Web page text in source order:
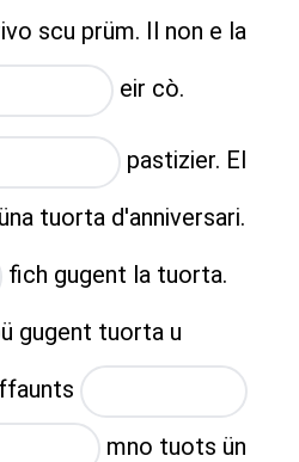
scu prüm. Il non e la
eir cò.
pastizier. El
tuorta d'anniversari.
fich gugent la tuorta.
gugent tuorta u
mno tuots ün